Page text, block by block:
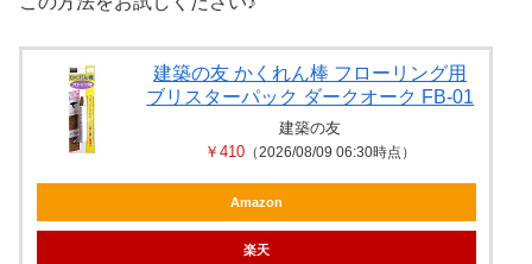
建築の友 かくれん棒 フローリング用
ブリスターパック ダークオーク FB-01
建築の友
￥410 （2026/08/09 06:30時点）
Amazon
楽天